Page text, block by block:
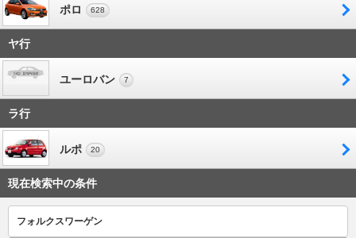
ポロ 628
ヤ行
ユーロバン 7
ラ行
ルポ 20
現在検索中の条件
フォルクスワーゲン